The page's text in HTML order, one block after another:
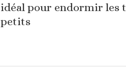
idéal pour endormir les
petits